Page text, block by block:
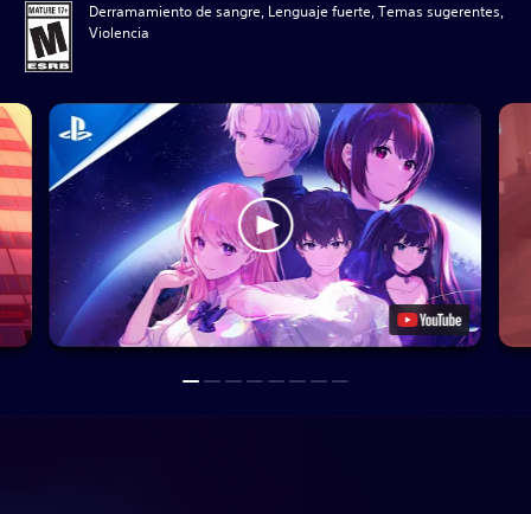
Derramamiento de sangre, Lenguaje fuerte, Temas sugerentes,
Violencia